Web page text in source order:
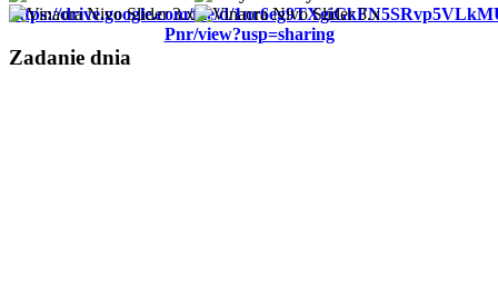
https://drive.google.com/file/d/
Pnr/view?usp=sharing
Zadanie dnia